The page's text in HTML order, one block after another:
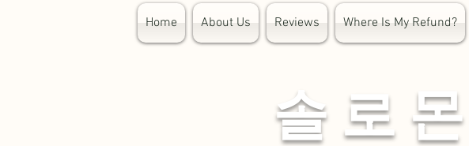
Home About Us Reviews Where Is My Refund?
솔 로